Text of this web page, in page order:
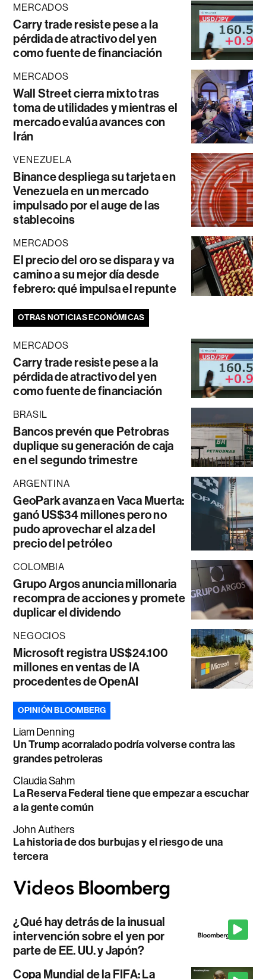
MERCADOS
Carry trade resiste pese a la
pérdida de atractivo del yen
como fuente de financiación
MERCADOS
Wall Street cierra mixto tras
toma de utilidades y mientras el
mercado evalúa avances con
Irán
VENEZUELA
Binance despliega su tarjeta en
Venezuela en un mercado
impulsado por el auge de las
stablecoins
MERCADOS
El precio del oro se dispara y va
camino a su mejor día desde
febrero: qué impulsa el repunte
OTRAS NOTICIAS ECONÓMICAS
MERCADOS
Carry trade resiste pese a la
pérdida de atractivo del yen
como fuente de financiación
BRASIL
Bancos prevén que Petrobras
duplique su generación de caja
en el segundo trimestre
ARGENTINA
GeoPark avanza en Vaca Muerta:
ganó US$34 millones pero no
pudo aprovechar el alza del
precio del petróleo
COLOMBIA
Grupo Argos anuncia millonaria
recompra de acciones y promete
duplicar el dividendo
NEGOCIOS
Microsoft registra US$24.100
millones en ventas de IA
procedentes de OpenAI
OPINIÓN BLOOMBERG
Liam Denning
Un Trump acorralado podría volverse contra las
grandes petroleras
Claudia Sahm
La Reserva Federal tiene que empezar a escuchar
a la gente común
John Authers
La historia de dos burbujas y el riesgo de una
tercera
¿Qué hay detrás de la inusual
intervención sobre el yen por
parte de EE. UU. y Japón?
Copa Mundial de la FIFA: La